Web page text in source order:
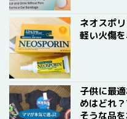
ネオスポ
軽い火傷
子供に最
めはどれ
そうな品